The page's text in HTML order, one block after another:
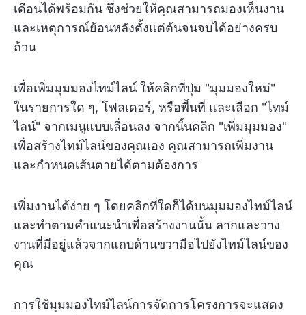
เดือนได้พร้อมกัน ซึ่งช่วยให้คุณสามารถมองเห็นงาน
และเหตุการณ์ย้อนหลังตั้งแต่ต้นจนจบได้อย่างครบ
ถ้วน
เพื่อเพิ่มมุมมองไทม์ไลน์ ให้คลิกที่ปุ่ม "มุมมองใหม่"
ในรายการใด ๆ, โฟลเดอร์, หรือพื้นที่ และเลือก "ไทม์
ไลน์" จากเมนูแบบเลื่อนลง จากนั้นคลิก "เพิ่มมุมมอง"
เพื่อสร้างไทม์ไลน์ของคุณเอง คุณสามารถเพิ่มงาน
และกำหนดเส้นตายได้ตามต้องการ
เพิ่มงานได้ง่าย ๆ โดยคลิกที่ใดก็ได้บนมุมมองไทม์ไลน์
และทำตามคำแนะนำเพื่อสร้างงานนั้น ลากและวาง
งานที่มีอยู่แล้วจากแถบด้านขวามือไปยังไทม์ไลน์ของ
คุณ
การใช้มุมมองไทม์ไลน์การจัดการโครงการจะแสดง